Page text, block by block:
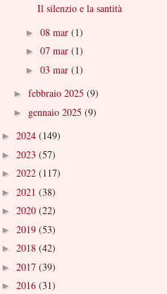
Il silenzio e la santità
► 08 mar (1)
► 07 mar (1)
► 03 mar (1)
► febbraio 2025 (9)
► gennaio 2025 (9)
► 2024 (149)
► 2023 (57)
► 2022 (117)
► 2021 (38)
► 2020 (22)
► 2019 (53)
► 2018 (42)
► 2017 (39)
► 2016 (31)